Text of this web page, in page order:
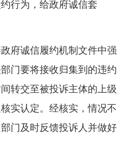
行为，给政府诚信套
府诚信履约机制文件中强
门要将接收归集到的违约
转交至被投诉主体的上级
实认定。经核实，情况不
门及时反馈投诉人并做好